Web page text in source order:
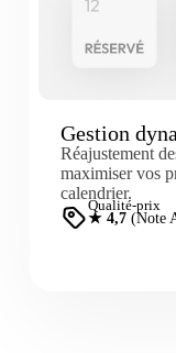
Gestion
Réajustement
maximiser vos
calendrier.
Qualité-prix
★ 4,7(Note